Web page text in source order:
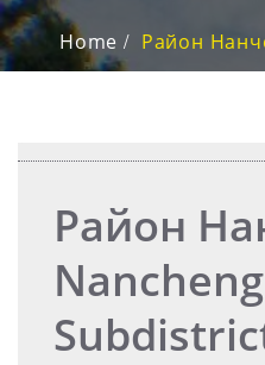
Home Район
Район
Nancheng